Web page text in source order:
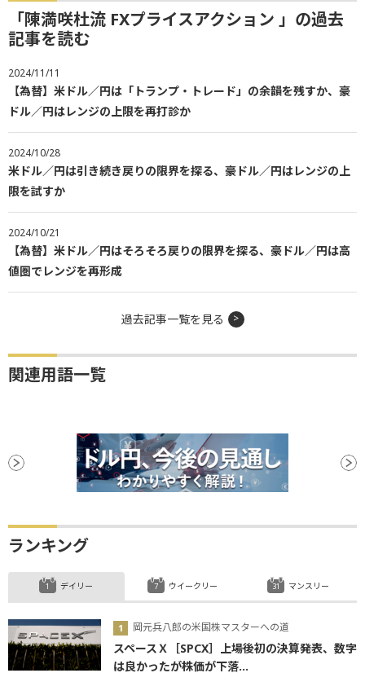
「陳満咲杜流 FXプライスアクション 」の過去
記事を読む
2024/11/11
【為替】米ドル／円は「トランプ・トレード」の余韻を残すか、豪
ドル／円はレンジの上限を再打診か
2024/10/28
米ドル／円は引き続き戻りの限界を探る、豪ドル／円はレンジの上
限を試すか
2024/10/21
【為替】米ドル／円はそろそろ戻りの限界を探る、豪ドル／円は高
値圏でレンジを再形成
過去記事一覧を見る
関連用語一覧
ランキング
デイリー
岡元兵八郎の米国株マスターへの道
スペースＸ［SPCX］上場後初の決算発表、数字
は良かったが株価が下落...
ウイークリー マンスリー